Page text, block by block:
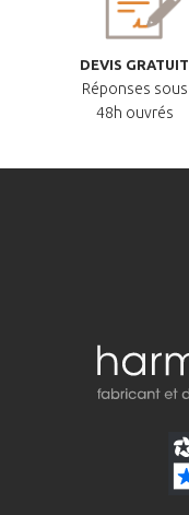
DEVIS GRATUIT
Réponses sous
48h ouvrés